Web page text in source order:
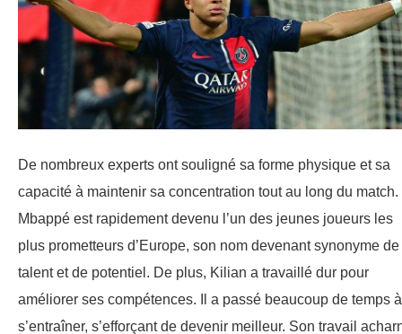
De nombreux experts ont souligné sa forme physique et sa
capacité à maintenir sa concentration tout au long du match.
Mbappé est rapidement devenu l’un des jeunes joueurs les
plus prometteurs d’Europe, son nom devenant synonyme de
talent et de potentiel. De plus, Kilian a travaillé dur pour
améliorer ses compétences. Il a passé beaucoup de temps à
s’entraîner, s’efforçant de devenir meilleur. Son travail